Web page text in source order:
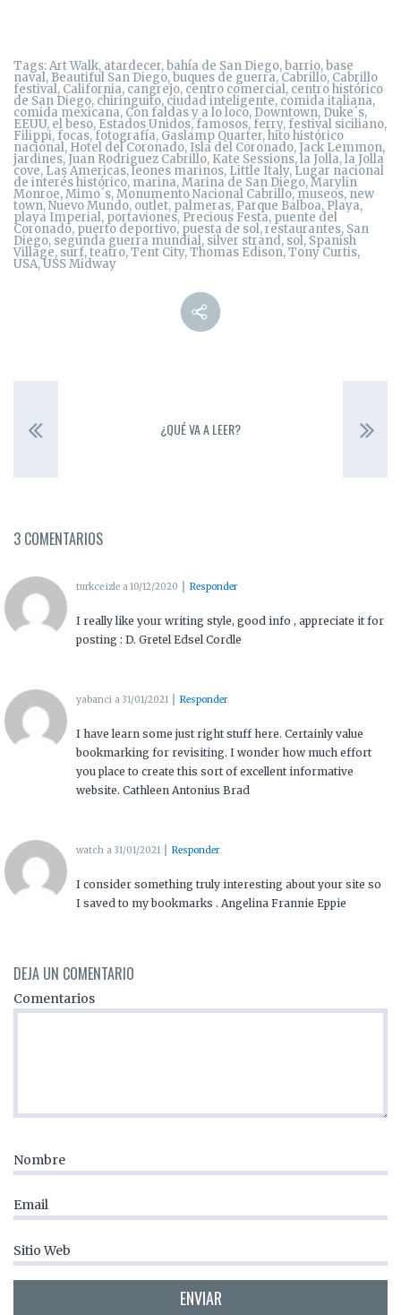
Tags:Art Walk, atardecer,bahía de San Diego,barrio,base
naval, Beautiful San Diego,buques de guerra,Cabrillo, Cabrillo
festival, California, cangrejo, centro comercial, centro histórico
de San Diego, chiringuito, ciudad inteligente, comida italiana,
comida mexicana, Con faldas y a lo loco, Downtown, Duke´s,
EEUU, el beso, Estados Unidos,famosos, ferry, festival siciliano,
Filippi, focas,fotografía, Gaslamp Quarter,hito histórico
nacional, Hotel del Coronado, Isla del Coronado, Jack Lemmon,
jardines,Juan Rodriguez Cabrillo, Kate Sessions,la Jolla,la Jolla
cove, Las Americas,leones marinos, Little Italy, Lugar nacional
de interés histórico, marina,Marina de San Diego,Marylin
Monroe,Mimo´s,Monumento Nacional Cabrillo,museos, new
town,Nuevo Mundo, outlet, palmeras, Parque Balboa, Playa,
playa Imperial, portaviones, Precious Festa, puente del
Coronado, puerto deportivo, puesta de sol,restaurantes, San
Diego, segunda guerra mundial, silver strand, sol, Spanish
Village, surf,teatro,Tent City,Thomas Edison,Tony Curtis,
USA,USS Midway
¿QUÉ VA A LEER?
3 COMENTARIOS
turkce izle a 10/12/2020 Responder
I really like your writing style, good info , appreciate it for
posting : D. Gretel Edsel Cordle
yabanci a 31/01/2021 Responder
I have learn some just right stuff here. Certainly value
bookmarking for revisiting. I wonder how much effort
you place to create this sort of excellent informative
website. Cathleen Antonius Brad
watch a 31/01/2021 Responder
I consider something truly interesting about your site so
I saved to my bookmarks . Angelina Frannie Eppie
DEJA UN COMENTARIO
Comentarios
Nombre
Email
Sitio Web